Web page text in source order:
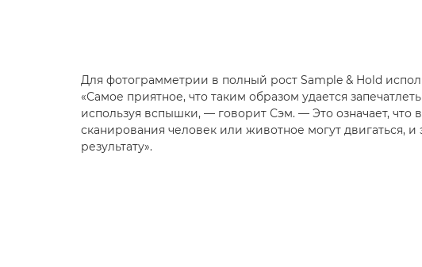
Для фотограмметрии в полный рост Sample & Hold
«Самое приятное, что таким образом удается
используя вспышки, — говорит Сэм. — Это означает, что
сканирования человек или животное могут двигаться,
результату».